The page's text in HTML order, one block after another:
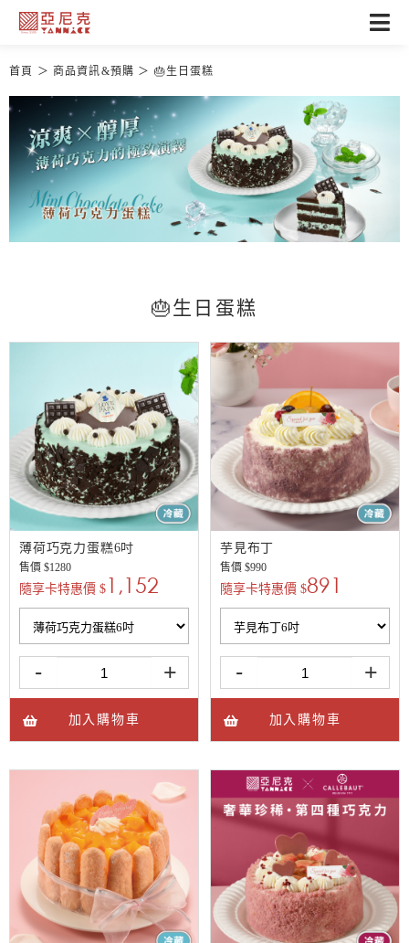
首頁 商品資訊&預購 🎂生日蛋糕
🎂生日蛋糕
薄荷巧克力蛋糕6吋
售價 $1280
隨享卡特惠價 $ 1,152
- +
加入購物車
芋見布丁
售價 $990
隨享卡特惠價 $891
- +
加入購物車